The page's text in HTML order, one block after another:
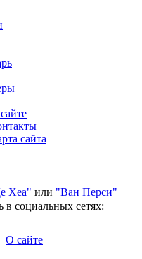
сайта
Хеа" или "Ван Перси"
в социальных сетях:
О сайте